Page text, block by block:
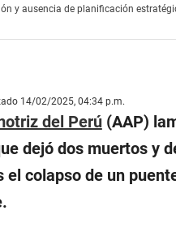
y ausencia de planificación
14/02/2025, 04:34 p.m.
del Perú(AAP)
dejó dos muertos y
el colapso de un